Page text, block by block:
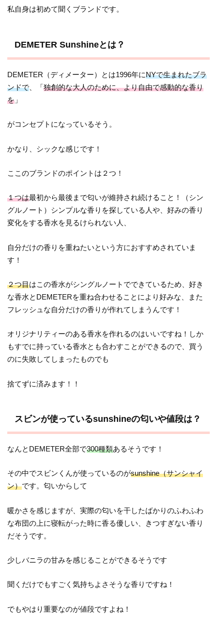
私自身は初めて聞くブランドです。
DEMETER Sunshineとは？
DEMETER（ディメーター）とは1996年にNYで生まれたブラ
ンドで 、「独創的な大人のために、より自由で感動的な香り
を 」
がコンセプトになっているそう。
かなり、シックな感じです！
ここのブランドのポイントは２つ！
１つは最初から最後まで匂いが維持され続けること！（シン
グルノート）シンプルな香りを探している人や、好みの香り
変化をする香水を見るけられない人、
自分だけの香りを重ねたいという方におすすめされていま
す！
２つ目はこの香水がシングルノートでできているため、好き
な香水とDEMETERを重ね合わせることにより好みな、また
フレッシュな自分だけの香りが作れてしまうんです！
オリジナリティーのある香水を作れるのはいいですね！しか
もすでに持っている香水とも合わすことができるので、買う
のに失敗してしまったものでも
捨てずに済みます！！
スビンが使っているsunshineの匂いや値段は？
なんとDEMETER全部で300種類あるそうです！
その中でスビンくんが使っているのがsunshine（サンシャイ
ン）です。匂いからして
暖かさを感じますが、実際の匂いを干したばかりのふわふわ
な布団の上に寝転がった時に香る優しい、きつすぎない香り
だそうです。
少しバニラの甘みを感じることができるそうです
聞くだけでもすごく気持ちよさそうな香りですね！
でもやはり重要なのが値段ですよね！